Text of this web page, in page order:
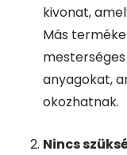
kivonat,
Más
anyagokat,
okozhatnak.
Nincs